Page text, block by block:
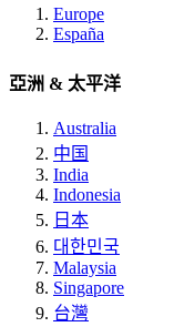
Europe
España
亞洲 & 太平洋
Australia
中国
India
Indonesia
日本
대한민국
Malaysia
Singapore
台灣